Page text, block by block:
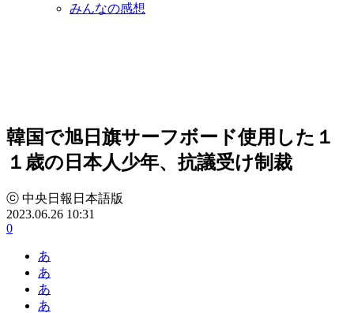
みんなの感想
韓国で旭日旗サーフボード使用した１
１歳の日本人少年、抗議受け制裁
ⓒ 中央日報日本語版
2023.06.26 10:31
0
あ
あ
あ
あ